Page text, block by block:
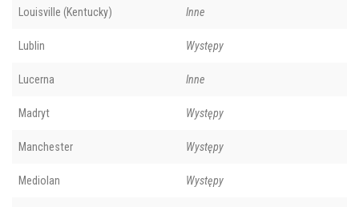
Louisville (Kentucky) Inne
Lublin Występy
Lucerna Inne
Madryt Występy
Manchester Występy
Mediolan Występy